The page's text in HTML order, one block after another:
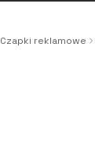
Czapki reklamowe